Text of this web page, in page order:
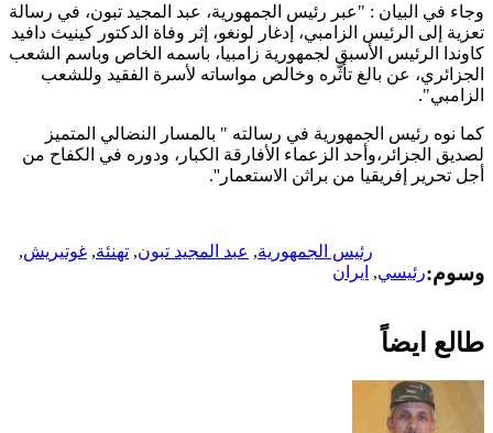
وجاء في البيان : "عبر رئيس الجمهورية، عبد المجيد تبون، في رسالة
تعزية إلى الرئيس الزامبي، إدغار لونغو، إثر وفاة الدكتور كينيث دافيد
كاوندا الرئيس الأسبق لجمهورية زامبيا، باسمه الخاص وباسم الشعب
الجزائري، عن بالغ تأثّره وخالص مواساته لأسرة الفقيد وللشعب
الزامبي".
كما نوه رئيس الجمهورية في رسالته " بالمسار النضالي المتميز
لصديق الجزائر،وأحد الزعماء الأفارقة الكبار، ودوره في الكفاح من
أجل تحرير إفريقيا من براثن الاستعمار''.
وسوم:
رئيس الجمهورية, عبد المجيد تبون, تهنئة, غوتيريش,
رئيسي, ايران
طالع ايضاً